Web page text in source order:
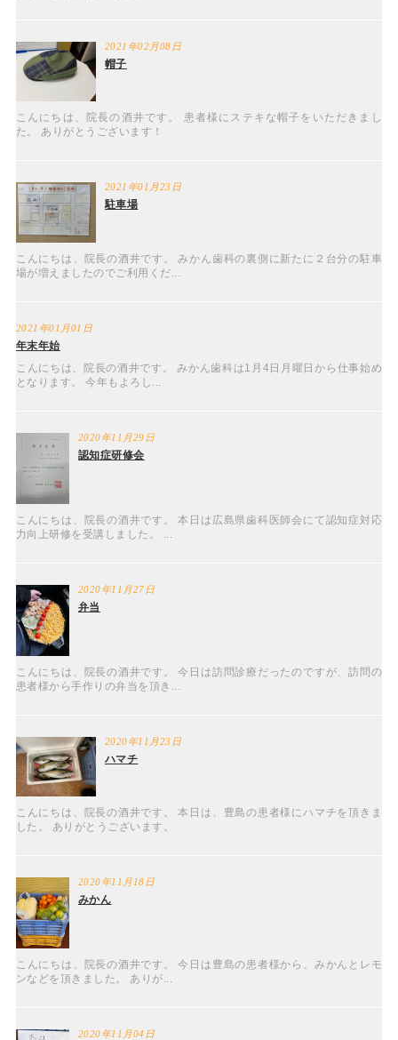
2021年02月08日
帽子
こんにちは、院長の酒井です。 患者様にステキな帽子をいただきまし
た。 ありがとうございます！
2021年01月23日
駐車場
こんにちは、院長の酒井です。 みかん歯科の裏側に新たに２台分の駐車
場が増えましたのでご利用くだ...
2021年01月01日
年末年始
こんにちは、院長の酒井です。 みかん歯科は1月4日月曜日から仕事始め
となります。 今年もよろし...
2020年11月29日
認知症研修会
こんにちは、院長の酒井です。 本日は広島県歯科医師会にて認知症対応
力向上研修を受講しました。 ...
2020年11月27日
弁当
こんにちは、院長の酒井です。 今日は訪問診療だったのですが、訪問の
患者様から手作りの弁当を頂き...
2020年11月23日
ハマチ
こんにちは、院長の酒井です。 本日は、豊島の患者様にハマチを頂きま
した。 ありがとうございます。
2020年11月18日
みかん
こんにちは、院長の酒井です。 今日は豊島の患者様から、みかんとレモ
ンなどを頂きました。 ありが...
2020年11月04日